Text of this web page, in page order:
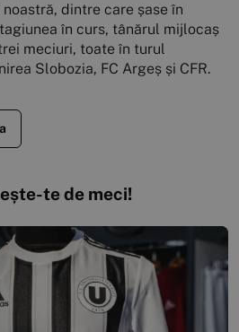
dintre care șase în
în curs, tânărul mijlocaș
meciuri, toate în turul
Slobozia, FC Argeș și CFR.
te de meci!